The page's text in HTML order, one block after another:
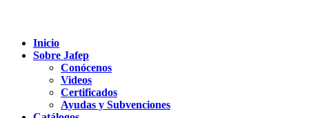
Inicio
Sobre Jafep
Conócenos
Videos
Certificados
Ayudas y Subvenciones